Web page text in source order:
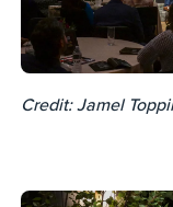
Credit: Jamel